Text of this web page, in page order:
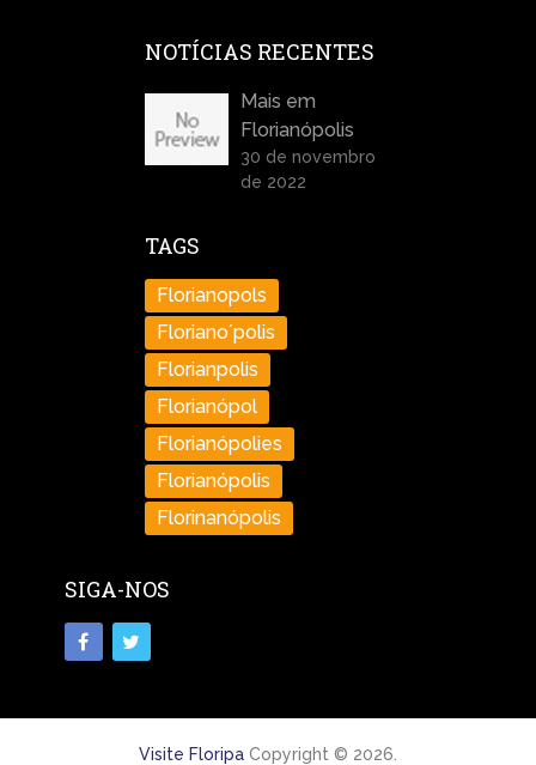
NOTÍCIAS RECENTES
Mais em
Florianópolis
30 de novembro
de 2022
TAGS
Florianopols
Floriano´polis
Florianpolis
Florianópol
Florianópolies
Florianópolis
Florinanópolis
SIGA-NOS
Visite FloripaCopyright © 2026.